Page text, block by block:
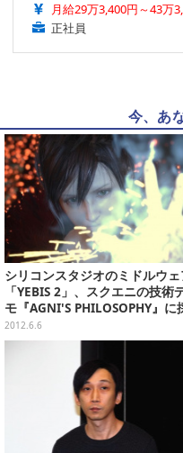
月給29万3,400円～43万
正社員
今、あ
シリコンスタジオのミドルウ
「YEBIS 2」、スクエニの技術
モ『AGNI'S PHILOSOPHY』に
用
2012.6.6